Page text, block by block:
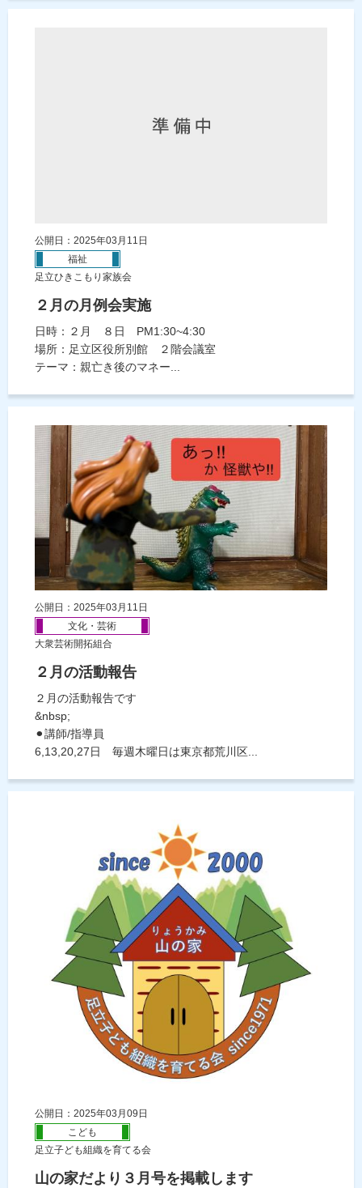
公開日：2025年03月11日
福祉
足立ひきこもり家族会
２月の月例会実施
日時：２月 ８日 PM1:30~4:30
場所：足立区役所別館 ２階会議室
テーマ：親亡き後のマネー...
公開日：2025年03月11日
文化・芸術
大衆芸術開拓組合
２月の活動報告
２月の活動報告です
&nbsp;
⚫︎講師/指導員
6,13,20,27日 毎週木曜日は東京都荒川区...
公開日：2025年03月09日
こども
足立子ども組織を育てる会
山の家だより３月号を掲載します